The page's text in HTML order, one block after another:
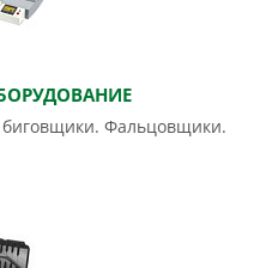
биговщики. Фальцовщики.